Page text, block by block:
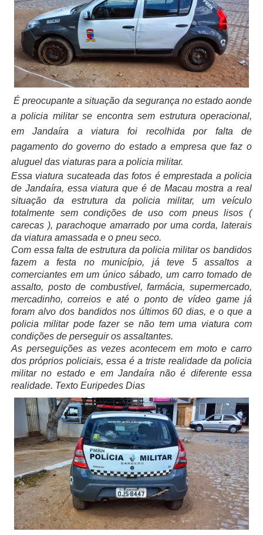
É preocupante a situação da segurança no estado aonde
a policia militar se encontra sem estrutura operacional,
em Jandaíra a viatura foi recolhida por falta de
pagamento do governo do estado a empresa que faz o
aluguel das viaturas para a policia militar.
Essa viatura sucateada das fotos é emprestada a policia
de Jandaíra, essa viatura que é de Macau mostra a real
situação da estrutura da policia militar, um veículo
totalmente sem condições de uso com pneus lisos (
carecas ), parachoque amarrado por uma corda, laterais
da viatura amassada e o pneu seco.
Com essa falta de estrutura da policia militar os bandidos
fazem a festa no município, já teve 5 assaltos a
comerciantes em um único sábado, um carro tomado de
assalto, posto de combustível, farmácia, supermercado,
mercadinho, correios e até o ponto de vídeo game já
foram alvo dos bandidos nos últimos 60 dias, e o que a
policia militar pode fazer se não tem uma viatura com
condições de perseguir os assaltantes.
As perseguições as vezes acontecem em moto e carro
dos próprios policiais, essa é a triste realidade da policia
militar no estado e em Jandaíra não é diferente essa
realidade. Texto Euripedes Dias